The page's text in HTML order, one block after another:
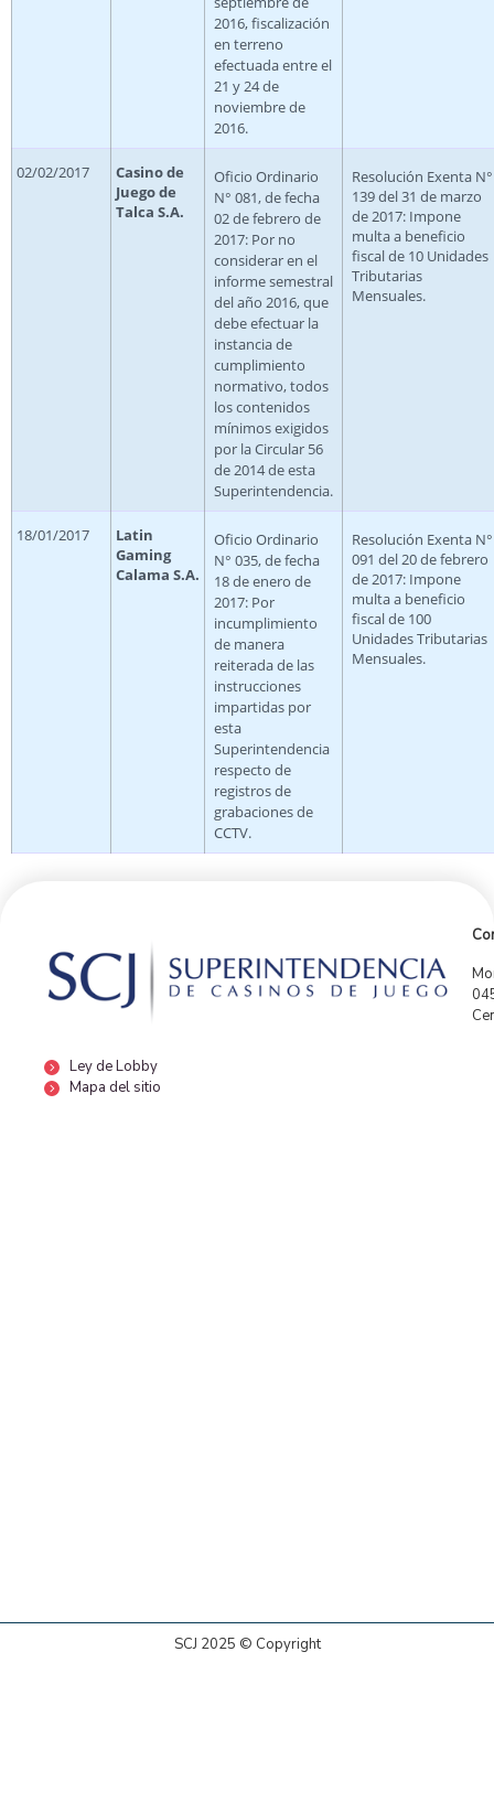
2016, fiscalización
en terreno
efectuada entre el
21 y 24 de
noviembre de
2016.
02/02/2017
Casino de
Juego de
Talca S.A.
Oficio Ordinario
N° 081, de fecha
02 de febrero de
2017: Por no
considerar en el
informe semestral
del año 2016, que
debe efectuar la
instancia de
cumplimiento
normativo, todos
los contenidos
mínimos exigidos
por la Circular 56
de 2014 de esta
Superintendencia.
Resolución Exenta N°
139 del 31 de marzo
de 2017: Impone
multa a beneficio
fiscal de 10 Unidades
Tributarias
Mensuales.
18/01/2017
Latin
Gaming
Calama S.A.
Oficio Ordinario
N° 035, de fecha
18 de enero de
2017: Por
incumplimiento
de manera
reiterada de las
instrucciones
impartidas por
esta
Superintendencia
respecto de
registros de
grabaciones de
CCTV.
Resolución Exenta N°
091 del 20 de febrero
de 2017: Impone
multa a beneficio
fiscal de 100
Unidades Tributarias
Mensuales.
Ley de Lobby
Mapa del sitio
SCJ 2025 © Copyright